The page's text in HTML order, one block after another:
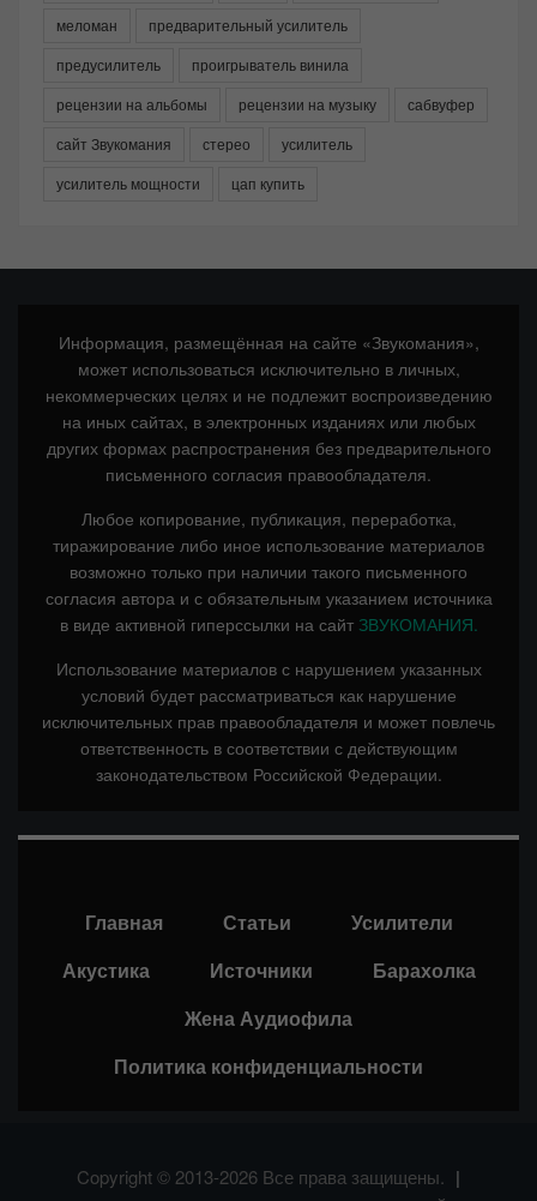
меломан
предварительный усилитель
предусилитель
проигрыватель винила
рецензии на альбомы
рецензии на музыку
сабвуфер
сайт Звукомания
стерео
усилитель
усилитель мощности
цап купить
Информация, размещённая на сайте «Звукомания»,
может использоваться исключительно в личных,
некоммерческих целях и не подлежит воспроизведению
на иных сайтах, в электронных изданиях или любых
других формах распространения без предварительного
письменного согласия правообладателя.
Любое копирование, публикация, переработка,
тиражирование либо иное использование материалов
возможно только при наличии такого письменного
согласия автора и с обязательным указанием источника
в виде активной гиперссылки на сайт ЗВУКОМАНИЯ.
Использование материалов с нарушением указанных
условий будет рассматриваться как нарушение
исключительных прав правообладателя и может повлечь
ответственность в соответствии с действующим
законодательством Российской Федерации.
Главная Статьи
Усилители
Акустика
Источники
Барахолка
Жена Аудиофила
Политика конфиденциальности
Copyright © 2013-2026 Все права защищены. |